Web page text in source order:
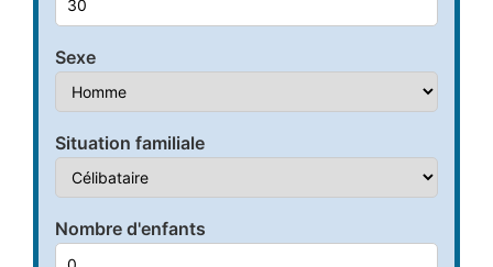
Sexe
Situation familiale
Nombre d'enfants